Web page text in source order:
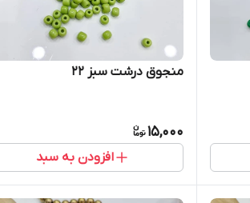
منجوق درشت سبز ۲۲
15,000
افزودن به سبد